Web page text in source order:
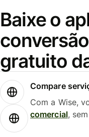
Baixe o
gratuito
Compare
Com a Wise,
comercial,